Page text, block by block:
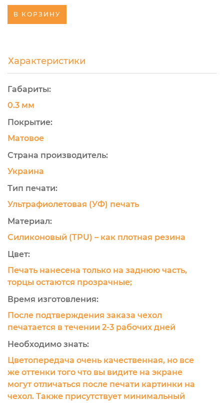
В КОРЗИНУ
Характеристики
Габариты:
0.3 мм
Покрытие:
Матовое
Страна производитель:
Украина
Тип печати:
Ультрафиолетовая (УФ) печать
Материал:
Силиконовый (TPU) – как плотная резина
Цвет:
Печать нанесена только на заднюю часть,
торцы остаются прозрачные;
Время изготовления:
После подтверждения заказа чехол
печатается в течении 2-3 рабочих дней
Необходимо знать:
Цветопередача очень качественная, но все
же оттенки того что вы видите на экране
могут отличаться после печати картинки на
чехол. Также присутствует минимальный